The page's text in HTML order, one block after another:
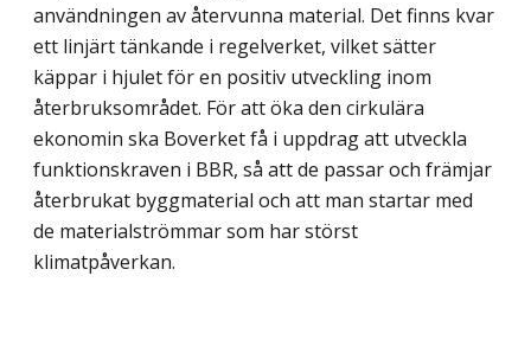
användningen av återvunna material. Det finns kvar
ett linjärt tänkande i regelverket, vilket sätter
käppar i hjulet för en positiv utveckling inom
återbruksområdet. För att öka den cirkulära
ekonomin ska Boverket få i uppdrag att utveckla
funktionskraven i BBR, så att de passar och främjar
återbrukat byggmaterial och att man startar med
de material­strömmar som har störst
klimatpåverkan.